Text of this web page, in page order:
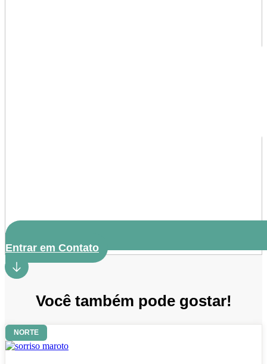
Entrar em Contato
Você também pode gostar!
NORTE